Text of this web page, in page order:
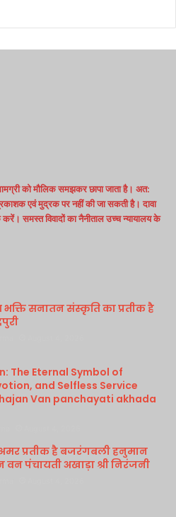
को मौलिक समझकर छापा जाता है। अत:
एवं मुद्रक पर नहीं की जा सकती है। दावा
समस्त विवादों का नैनीताल उच्च न्यायालय के
भक्ति सनातन संस्कृति का प्रतीक है
The Eternal Symbol of
and Selfless Service
Van panchayati akhada
प्रतीक है बजरंगबली हनुमान
वन पंचायती अखाड़ा श्री निरंजनी